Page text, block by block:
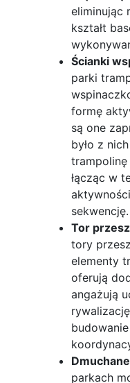
eliminując
kształt
Ścianki
parki
formę
są one
było z
trampolinę
łącząc w
sekwencję.
Tor
tory
elementy
oferują
angażują
parkach